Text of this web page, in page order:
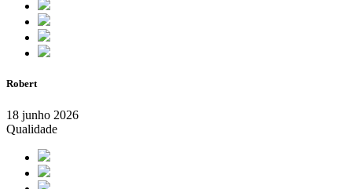
Robert
18 junho 2026
Qualidade